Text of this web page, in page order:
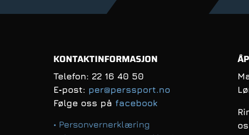
KONTAKTINFORMASJON
Telefon: 22 16 40 50
E‑post: per@perssport.no
Følge oss på facebook
• Personvernerklæring